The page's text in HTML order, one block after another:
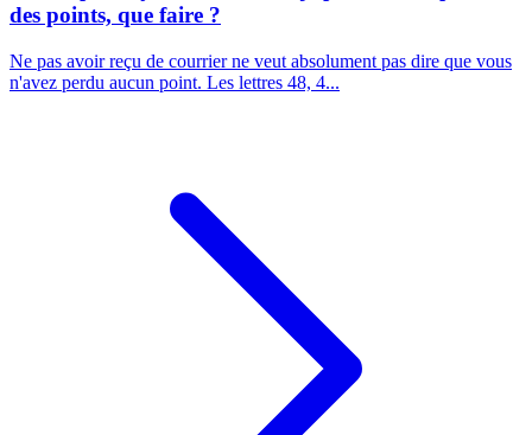
des points, que faire ?
Ne pas avoir reçu de courrier ne veut absolument pas dire que vous
n'avez perdu aucun point. Les lettres 48, 4...